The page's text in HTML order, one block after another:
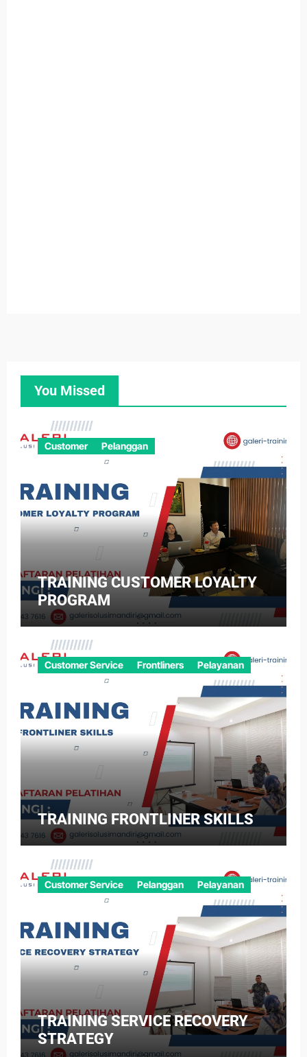
You Missed
Customer Pelanggan
TRAINING CUSTOMER LOYALTY
PROGRAM
Customer Service Frontliners Pelayanan
TRAINING FRONTLINER SKILLS
Customer Service Pelanggan Pelayanan
TRAINING SERVICE RECOVERY
STRATEGY